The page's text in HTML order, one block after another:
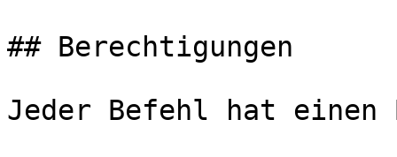
## Berechtigungen
Jeder Befehl hat einen